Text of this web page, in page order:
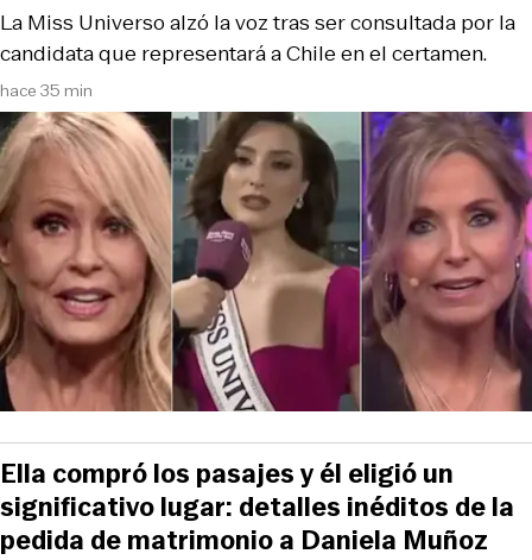
hace 35 min
La Miss Universo alzó la voz tras ser consultada por la
candidata que representará a Chile en el certamen.
Ella compró los pasajes y él eligió un
significativo lugar: detalles inéditos de la
pedida de matrimonio a Daniela Muñoz